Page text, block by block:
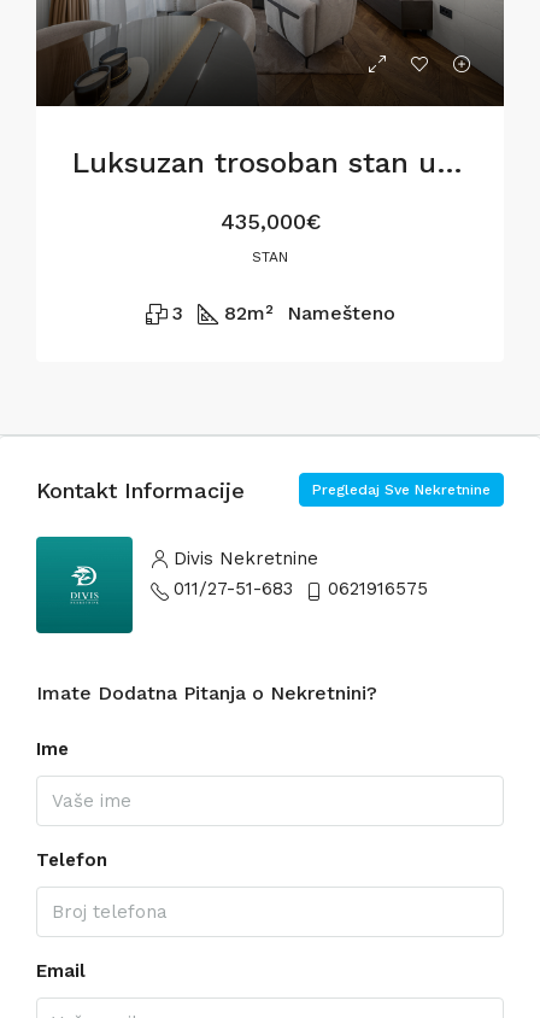
Luksuzan trosoban stan u BW Metropolitan,82m2
435,000€
STAN
3 82m² Namešteno
Kontakt Informacije Pregledaj Sve Nekretnine
Divis Nekretnine
011/27-51-683
0621916575
Imate Dodatna Pitanja o Nekretnini?
Ime
Telefon
Email